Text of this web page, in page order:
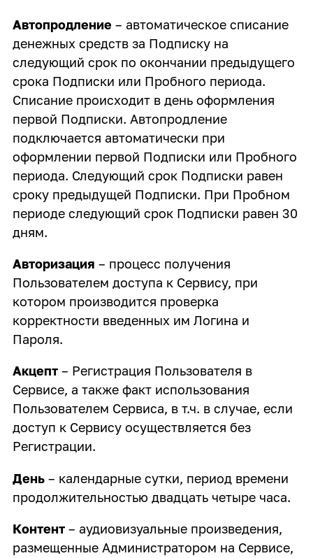
Автопродление – автоматическое списание
денежных средств за Подписку на
следующий срок по окончании предыдущего
срока Подписки или Пробного периода.
Списание происходит в день оформления
первой Подписки. Автопродление
подключается автоматически при
оформлении первой Подписки или Пробного
периода. Следующий срок Подписки равен
сроку предыдущей Подписки. При Пробном
периоде следующий срок Подписки равен 30
дням.
Авторизация – процесс получения
Пользователем доступа к Сервису, при
котором производится проверка
корректности введенных им Логина и
Пароля.
Акцепт– Регистрация Пользователя в
Сервисе, а также факт использования
Пользователем Сервиса, в т.ч. в случае, если
доступ к Сервису осуществляется без
Регистрации.
День – календарные сутки, период времени
продолжительностью двадцать четыре часа.
Контент – аудиовизуальные произведения,
размещенные Администратором на Сервисе,